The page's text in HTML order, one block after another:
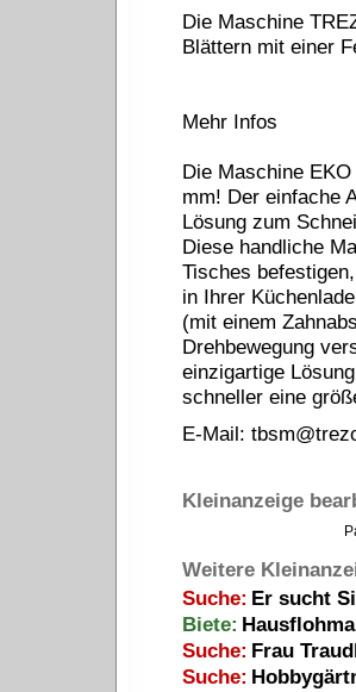
Die Maschine
Blättern mit einer
Mehr Infos
Die Maschine
mm! Der einfache
Lösung zum
Diese handliche
Tisches
in Ihrer
(mit einem
Drehbewegung
einzigartige
schneller eine
E-Mail:
Kleinanzeige
Weitere
Suche: Er sucht
Biete:
Suche: Frau
Suche: